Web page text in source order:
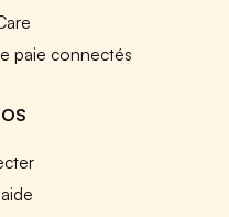
paie connectés